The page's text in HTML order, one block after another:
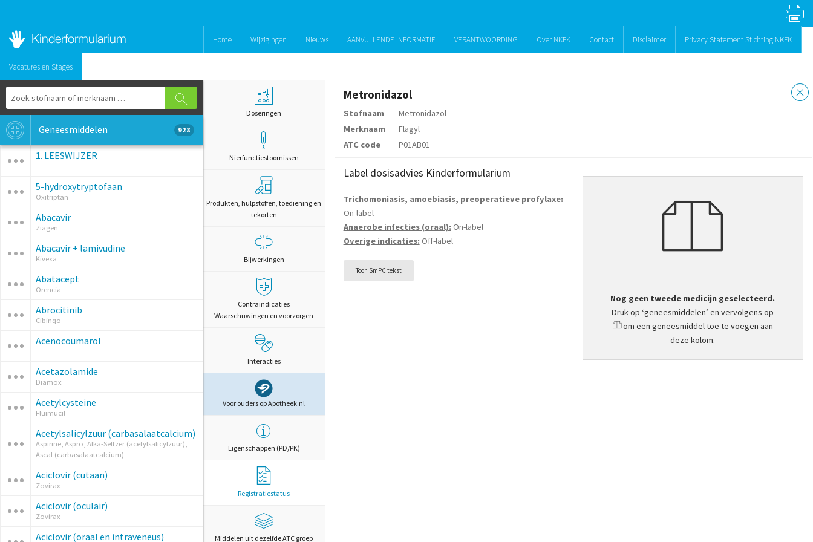
Home Wijzigingen Nieuws AANVULLENDE INFORMATIE VERANTWOORDING Over NKFK Contact Disclaimer Privacy Statement Stichting NKFK
Vacatures en Stages
Geneesmiddelen 928
1. LEESWIJZER
5-hydroxytryptofaan
Oxitriptan
Abacavir
Ziagen
Abacavir + lamivudine
Kivexa
Abatacept
Orencia
Abrocitinib
Cibinqo
Acenocoumarol
Acetazolamide
Diamox
Acetylcysteine
Fluimucil
Acetylsalicylzuur (carbasalaatcalcium)
Aspirine, Aspro, Alka-Seltzer (acetylsalicylzuur),
Ascal (carbasalaatcalcium)
Aciclovir (cutaan)
Zovirax
Aciclovir (oculair)
Zovirax
Aciclovir (oraal en intraveneus)
Doseringen
Nierfunctiestoornissen
Produkten, hulpstoffen, toediening en
tekorten
Bijwerkingen
Contraindicaties
Waarschuwingen en voorzorgen
Interacties
Voor ouders op Apotheek.nl
Eigenschappen (PD/PK)
Registratiestatus
Middelen uit dezelfde ATC groep
Metronidazol
Stofnaam
Metronidazol
Merknaam
Flagyl
ATC code
P01AB01
Label dosisadvies Kinderformularium
Trichomoniasis, amoebiasis, preoperatieve profylaxe:
On-label
Anaerobe infecties (oraal): On-label
Overige indicaties: Off-label
Toon SmPC tekst
Nog geen tweede medicijn geselecteerd.
Druk op ‘geneesmiddelen’ en vervolgens op
om een geneesmiddel toe te voegen aan
deze kolom.